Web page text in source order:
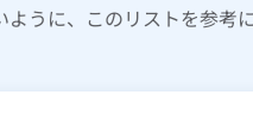
うに、このリストを参考